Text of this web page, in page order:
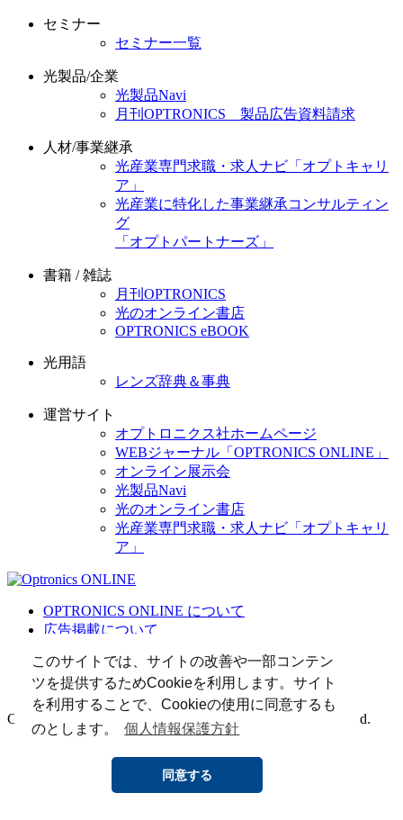
このサイトでは、サイトの改善や一部コンテン
ツを提供するためCookieを利用します。サイト
を利用することで、Cookieの使用に同意するも
のとします。
個人情報保護方針
同意する
セミナー
セミナー一覧
光製品/企業
光製品Navi
月刊OPTRONICS 製品広告資料請求
人材/事業継承
光産業専門求職・求人ナビ「オプトキャリ
ア」
光産業に特化した事業継承コンサルティン
グ
「オプトパートナーズ」
書籍 / 雑誌
月刊OPTRONICS
光のオンライン書店
OPTRONICS eBOOK
光用語
レンズ辞典＆事典
運営サイト
オプトロニクス社ホームページ
WEBジャーナル「OPTRONICS ONLINE」
オンライン展示会
光製品Navi
光のオンライン書店
光産業専門求職・求人ナビ「オプトキャリ
ア」
OPTRONICS ONLINE について
広告掲載について
個人情報
光関連リンク集
Copyright (C) 2025 The Optronics Co., Ltd. All rights reserved.